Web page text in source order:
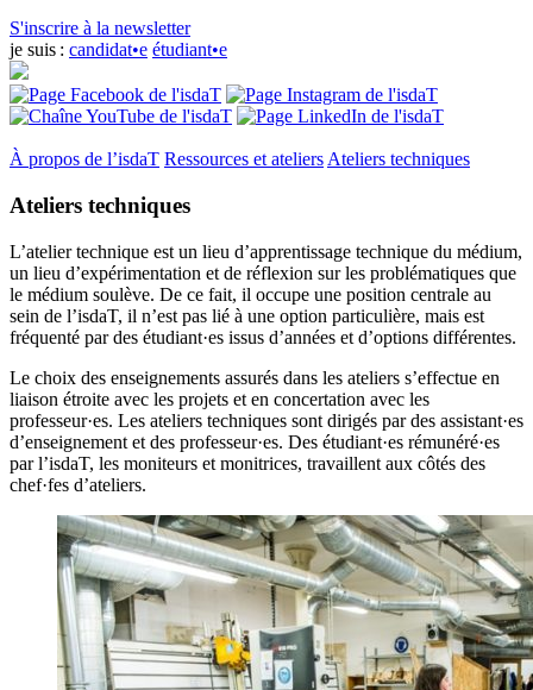
S'inscrire à la newsletter
je suis : candidat•e étudiant•e
À propos de l’isdaT Ressources et ateliers Ateliers techniques
Ateliers techniques
L’atelier technique est un lieu d’apprentissage technique du médium,
un lieu d’expérimentation et de réflexion sur les problématiques que
le médium soulève. De ce fait, il occupe une position centrale au
sein de l’isdaT, il n’est pas lié à une option particulière, mais est
fréquenté par des étudiant·es issus d’années et d’options différentes.
Le choix des enseignements assurés dans les ateliers s’effectue en
liaison étroite avec les projets et en concertation avec les
professeur·es. Les ateliers techniques sont dirigés par des assistant·es
d’enseignement et des professeur·es. Des étudiant·es rémunéré·es
par l’isdaT, les moniteurs et monitrices, travaillent aux côtés des
chef·fes d’ateliers.